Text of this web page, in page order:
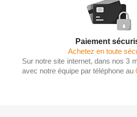
Paiement
Achetez en toute
Sur notre site internet, dans nos 3
avec notre équipe par téléphone au